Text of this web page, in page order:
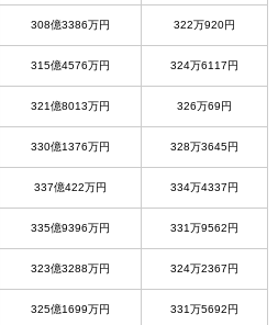
308億3386万円 322万920円
315億4576万円 324万6117円
321億8013万円 326万69円
330億1376万円 328万3645円
337億422万円 334万4337円
335億9396万円 331万9562円
323億3288万円 324万2367円
325億1699万円 331万5692円